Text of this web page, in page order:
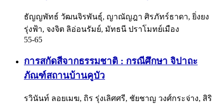
ธัญญพัทธ์ วัฒนจิรพันธุ์, ญาณัญฎา ศิรภัทร์ธาดา, ยิ่งยง
รุ่งฟ้า, จงจิต ลิอ่อนรัมย์, มัทธนี ปราโมทย์เมือง
55-65
การสกัดสีจากธรรมชาติ : กรณีศึกษา จิปาถะ
ภัณฑ์สถานบ้านคูบัว
รวินันท์ ลอยเมฆ, ถิร รุ่งเลิศศรี, ชัยชาญ วงศ์กระจ่าง, สิริ